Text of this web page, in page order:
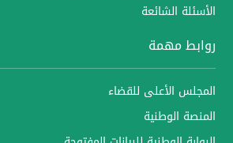
الأسئلة الشائعة
روابط مهمة
المجلس الأعلى للقضاء
المنصة الوطنية